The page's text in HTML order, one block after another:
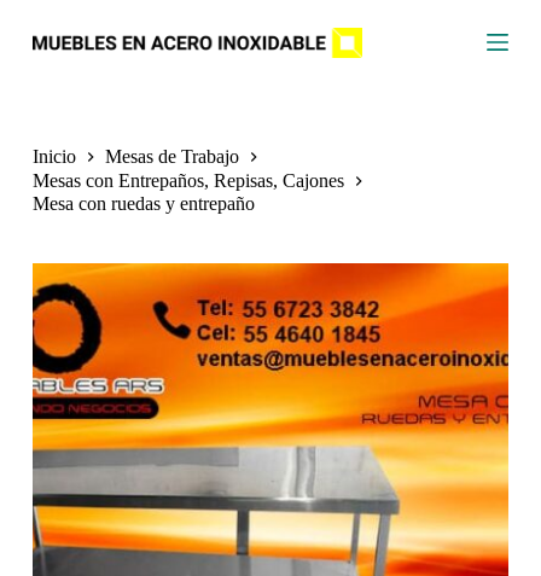
n
d
o
Inicio
Mesas de Trabajo
Mesas con Entrepaños, Repisas, Cajones
Mesa con ruedas y entrepaño